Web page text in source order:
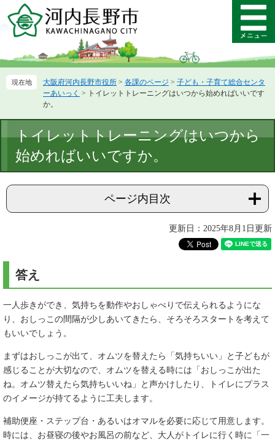
ー
先
ニ
を
本
文
メ
ニ
ー
大阪府河内長野市役所 > 各課のページ > 子ども・子育て総合センタ
ーあいっく > トイレットトレーニングはいつから始めればいいです
か。
文
トイレットトレーニングはいつから
始めればいいですか。
ページ内目次
更新日：2025年8月1日更新
答え
一人歩きができ、気持ちを動作やおしゃべりで伝えられるようにな
り、おしっこの間隔が少しあいてきたら、そろそろスタートを考えて
もいいでしょう。
まずはおしっこが出て、オムツを替えたら「気持ちいい」と子どもが
感じることが大切なので、オムツを替える時には「おしっこが出た
ね。オムツ替えたら気持ちいいね」と声かけしたり、トイレにプラス
のイメージが持てるように工夫します。
補助便座・ステップ台・あるいはオマルを必要に応じて用意します。
時には、お昼寝の後やお風呂の前など、大人がトイレに行く時に「一